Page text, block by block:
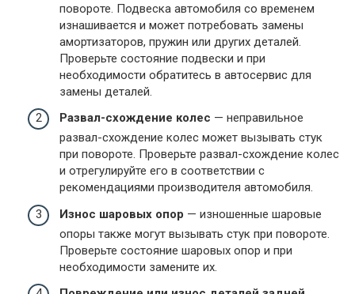
повороте. Подвеска автомобиля со временем
изнашивается и может потребовать замены
амортизаторов, пружин или других деталей.
Проверьте состояние подвески и при
необходимости обратитесь в автосервис для
замены деталей.
Развал-схождение колес — неправильное
развал-схождение колес может вызывать стук
при повороте. Проверьте развал-схождение колес
и отрегулируйте его в соответствии с
рекомендациями производителя автомобиля.
Износ шаровых опор — изношенные шаровые
опоры также могут вызывать стук при повороте.
Проверьте состояние шаровых опор и при
необходимости замените их.